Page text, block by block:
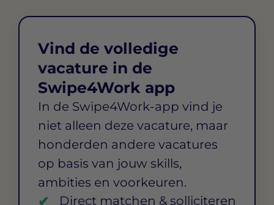
Vind de volledige
vacature in de
Swipe4Work app
In de Swipe4Work-app vind je
niet alleen deze vacature, maar
honderden andere vacatures
op basis van jouw skills,
ambities en voorkeuren.
Direct matchen & solliciteren